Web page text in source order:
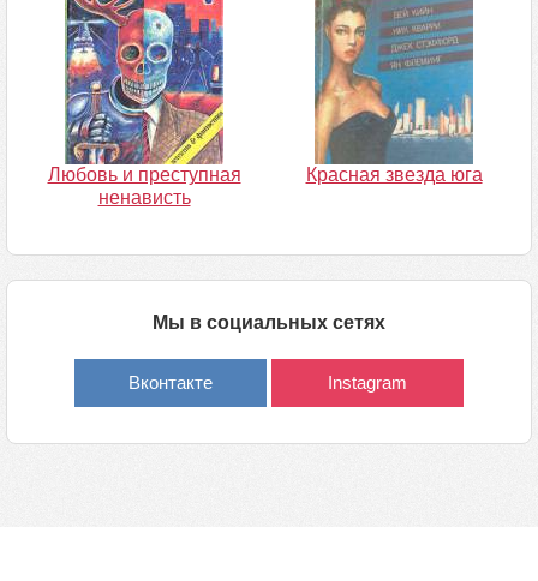
Любовь и преступная
ненависть
Красная звезда юга
Мы в социальных сетях
Вконтакте Instagram